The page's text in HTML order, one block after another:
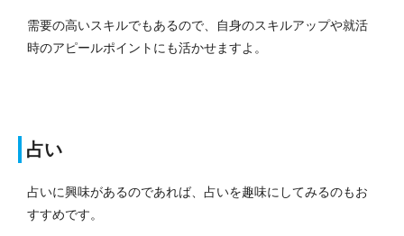
需要の高いスキルでもあるので、自身のスキルアップや就活
時のアピールポイントにも活かせますよ。
占い
占いに興味があるのであれば、占いを趣味にしてみるのもお
すすめです。